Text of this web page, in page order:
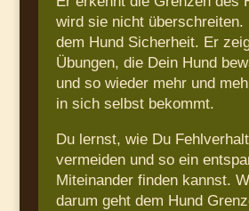
wird sie nicht überschreiten.
dem Hund Sicherheit. Er
Übungen, die Dein Hund
und so wieder mehr und
in sich selbst bekommt.
Du lernst, wie Du
vermeiden und so ein
Miteinander finden kannst.
darum geht dem Hund